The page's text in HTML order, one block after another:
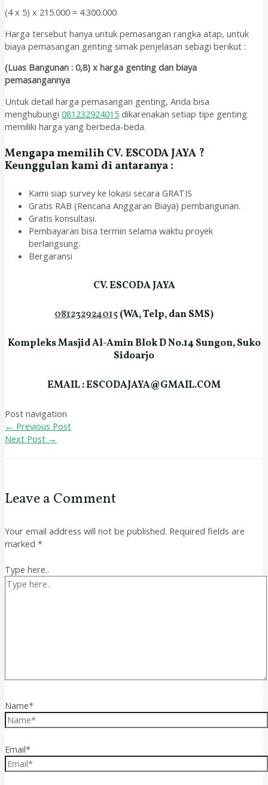
(4 x 5) x 215.000 = 4.300.000
Harga tersebut hanya untuk pemasangan rangka atap, untuk
biaya pemasangan genting simak penjelasan sebagi berikut :
(Luas Bangunan : 0,8) x harga genting dan biaya
pemasangannya
Untuk detail harga pemasangan genting, Anda bisa
menghubungi 081232924015 dikarenakan setiap tipe genting
memiliki harga yang berbeda-beda.
Mengapa memilih CV. ESCODA JAYA ?
Keunggulan kami di antaranya :
Kami siap survey ke lokasi secara GRATIS
Gratis RAB (Rencana Anggaran Biaya) pembangunan.
Gratis konsultasi.
Pembayaran bisa termin selama waktu proyek
berlangsung.
Bergaransi
CV. ESCODA JAYA
081232924015(WA, Telp, dan SMS)
Kompleks Masjid Al-Amin Blok D No.14 Sungon, Suko
Sidoarjo
EMAIL : ESCODAJAYA@GMAIL.COM
Post navigation
← Previous Post
Next Post →
Leave a Comment
Your email address will not be published. Required fields are
marked *
Type here..
Name*
Email*